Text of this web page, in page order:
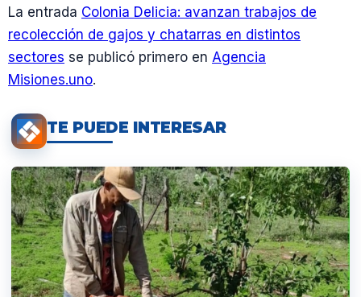
La entrada Colonia Delicia: avanzan trabajos de
recolección de gajos y chatarras en distintos
sectores se publicó primero en Agencia
Misiones.uno.
TE PUEDE INTERESAR